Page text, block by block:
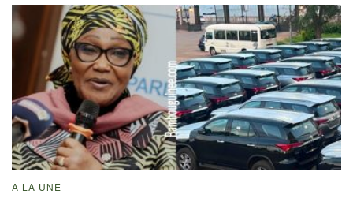
A LA UNE